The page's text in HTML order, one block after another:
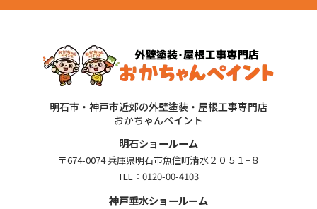
明石市・神戸市近郊の外壁塗装・屋根工事専門店
おかちゃんペイント
明石ショールーム
〒674-0074 兵庫県明石市魚住町清水２０５１−８
TEL： 0120-00-4103
神戸垂水ショールーム